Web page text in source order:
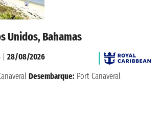
Unidos, Bahamas
28/08/2026
Desembarque: Port Canaveral